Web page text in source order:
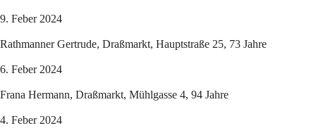
9. Feber 2024
Rathmanner Gertrude, Draßmarkt, Hauptstraße 25, 73 Jahre
6. Feber 2024
Frana Hermann, Draßmarkt, Mühlgasse 4, 94 Jahre
4. Feber 2024